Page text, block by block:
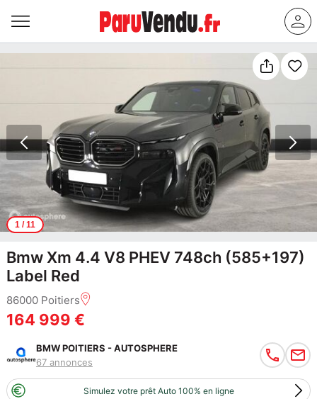
1/ 11
Bmw Xm 4.4 V8 PHEV 748ch (585+197)
Label Red
86000 Poitiers
164 999 €
BMW POITIERS - AUTOSPHERE
67 annonces
Simulez votre prêt Auto 100% en ligne